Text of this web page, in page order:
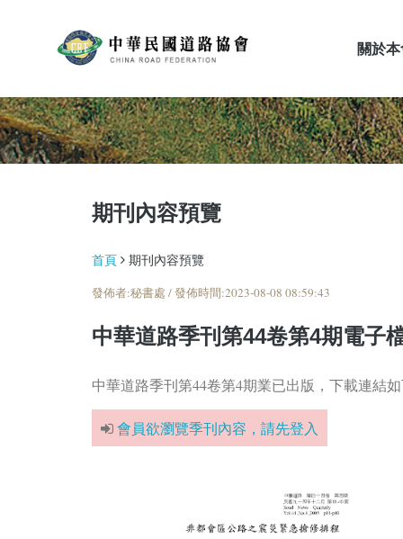
關於
期刊內容預覽
首頁 期刊內容預覽
發佈者:秘書處 / 發佈時間:2023-08-08 08:59:43
中華道路季刊第44卷第4期電子
中華道路季刊第44卷第4期業已出版，下載連結
會員欲瀏覽季刊內容，請先登入